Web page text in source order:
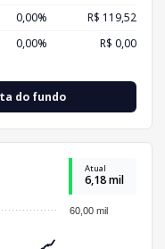
0,00%
R$ 119,52
0,00% R$ 0,00
do fundo
Atual
6,18 mil
60,00 mil